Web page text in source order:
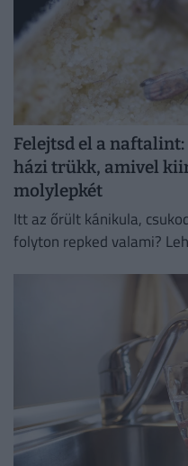
Felejtsd el a
házi trükk, amivel
molylepkét
Itt az őrült kánikula,
folyton repked valami?